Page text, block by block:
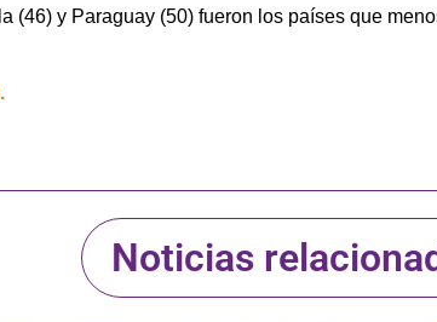
(46) y Paraguay (50) fueron los países que
Noticias